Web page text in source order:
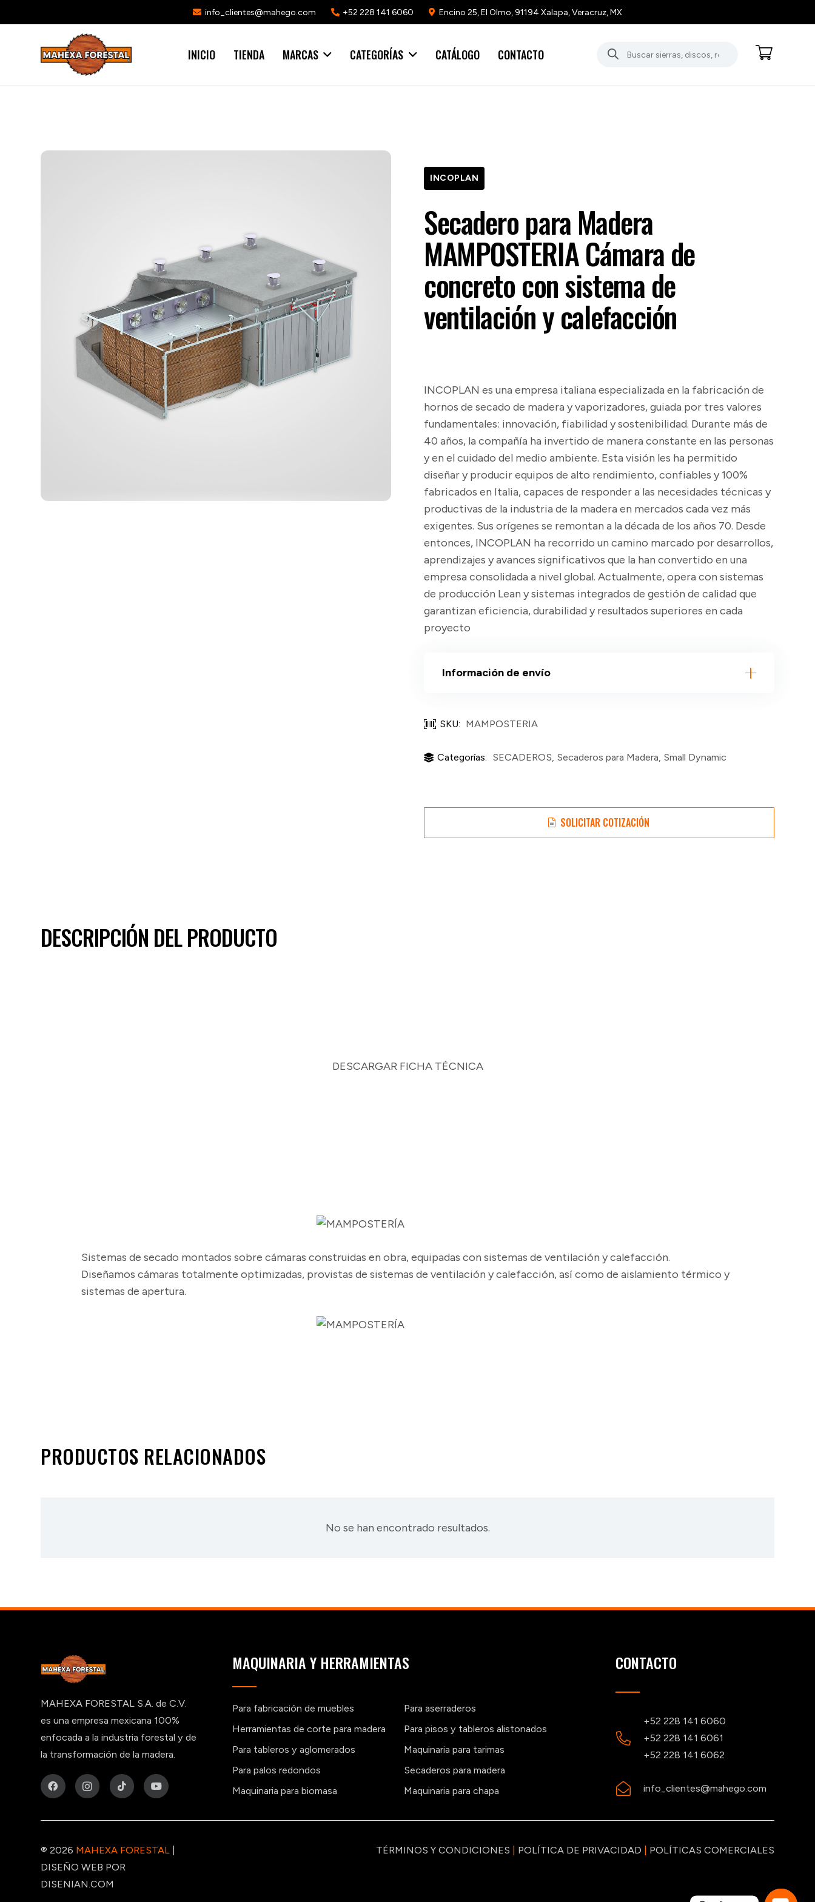
info_clientes@mahego.com +52 228 141 6060 Encino 25, El Olmo, 91194 Xalapa, Veracruz, MX
INICIO TIENDA MARCAS CATEGORÍAS CATÁLOGO CONTACTO
Búsqueda
de
INCOPLAN
Secadero para Madera
MAMPOSTERIA Cámara de
concreto con sistema de
ventilación y calefacción
INCOPLAN es una empresa italiana especializada en la fabricación de
hornos de secado de madera y vaporizadores, guiada por tres valores
fundamentales: innovación, fiabilidad y sostenibilidad. Durante más de
40 años, la compañía ha invertido de manera constante en las personas
y en el cuidado del medio ambiente. Esta visión les ha permitido
diseñar y producir equipos de alto rendimiento, confiables y 100%
fabricados en Italia, capaces de responder a las necesidades técnicas y
productivas de la industria de la madera en mercados cada vez más
exigentes. Sus orígenes se remontan a la década de los años 70. Desde
entonces, INCOPLAN ha recorrido un camino marcado por desarrollos,
aprendizajes y avances significativos que la han convertido en una
empresa consolidada a nivel global. Actualmente, opera con sistemas
de producción Lean y sistemas integrados de gestión de calidad que
garantizan eficiencia, durabilidad y resultados superiores en cada
proyecto
Información de envío
SKU: MAMPOSTERIA
Categorías: SECADEROS, Secaderos para Madera, Small Dynamic
SOLICITAR COTIZACIÓN
DESCRIPCIÓN DEL PRODUCTO
DESCARGAR FICHA TÉCNICA
Sistemas de secado montados sobre cámaras construidas en obra, equipadas con sistemas de ventilación y calefacción.
Diseñamos cámaras totalmente optimizadas, provistas de sistemas de ventilación y calefacción, así como de aislamiento térmico y
sistemas de apertura.
PRODUCTOS RELACIONADOS
No se han encontrado resultados.
MAHEXA FORESTAL S.A. de C.V.
es una empresa mexicana 100%
enfocada a la industria forestal y de
la transformación de la madera.
MAQUINARIA Y HERRAMIENTAS
Para fabricación de muebles
Para aserraderos
Herramientas de corte para madera
Para pisos y tableros alistonados
Para tableros y aglomerados
Maquinaria para tarimas
Para palos redondos
Secaderos para madera
Maquinaria para biomasa
Maquinaria para chapa
CONTACTO
+52 228 141 6060
+52 228 141 6061
+52 228 141 6062
info_clientes@mahego.com
® 2026 MAHEXA FORESTAL
DISEÑO WEB POR
DISENIAN.COM
TÉRMINOS Y CONDICIONES POLÍTICA DE PRIVACIDAD POLÍTICAS COMERCIALES